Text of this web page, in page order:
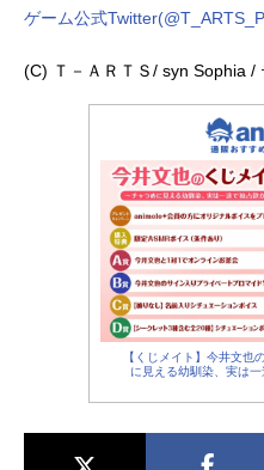
ゲーム公式
(C) Ｔ－ＡＲＴＳ/ syn Sophia /
【くじメイト】今井文也
に見える幼馴染、実は